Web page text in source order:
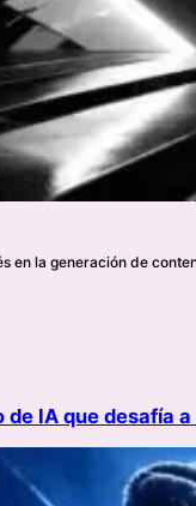
en la generación de
de IA que desafía